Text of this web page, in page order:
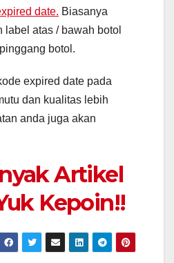
date. Biasanya
label atas / bawah botol
botol.
expired date pada
dan kualitas lebih
anda juga akan
Artikel
Kepoin!!